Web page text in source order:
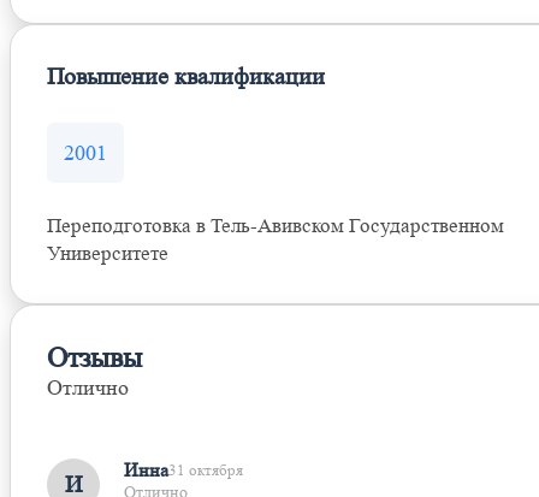
Повышение квалификации
2001
Переподготовка в Тель-Авивском Государственном
Университете
Отзывы
Отлично
И
Инна31 октября
Отлично